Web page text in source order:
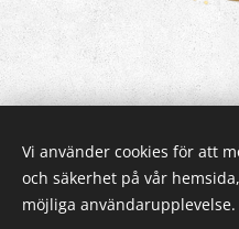
Vi använder cookies för att
och säkerhet på vår
möjliga användarupplevelse.